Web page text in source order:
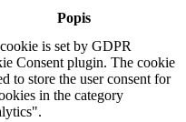
Popis
is set by GDPR
Consent plugin. The cookie
to store the user consent for
in the category